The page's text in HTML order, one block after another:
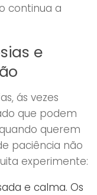
continua a
e
ás vezes
que podem
querem
paciência não
experimente:
e calma. Os